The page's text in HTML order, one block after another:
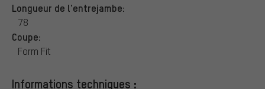
Longueur de l'entrejambe:
78
Coupe:
Form Fit
Informations techniques :